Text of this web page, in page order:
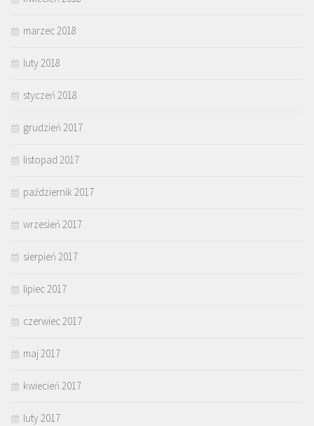
marzec 2018
luty 2018
styczeń 2018
grudzień 2017
listopad 2017
październik 2017
wrzesień 2017
sierpień 2017
lipiec 2017
czerwiec 2017
maj 2017
kwiecień 2017
luty 2017